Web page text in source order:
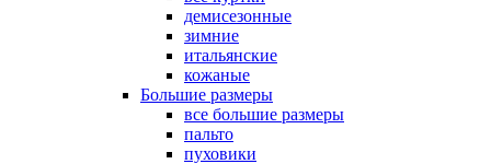
демисезонные
зимние
итальянские
кожаные
Большие размеры
все большие размеры
пальто
пуховики